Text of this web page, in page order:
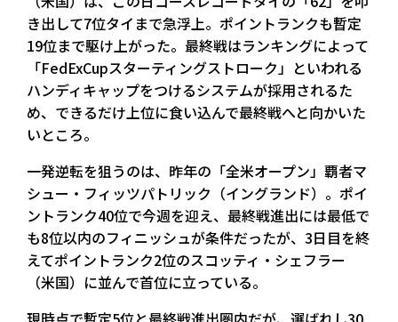
き出して7位タイまで急浮上。ポイントランクも暫定
19位まで駆け上がった。最終戦はランキングによって
「FedExCupスターティングストローク」といわれる
ハンディキャップをつけるシステムが採用されるた
め、できるだけ上位に食い込んで最終戦へと向かいた
いところ。
一発逆転を狙うのは、昨年の「全米オープン」覇者マ
シュー・フィッツパトリック（イングランド）。ポイ
ントランク40位で今週を迎え、最終戦進出には最低で
も8位以内のフィニッシュが条件だったが、3日目を終
えてポイントランク2位のスコッティ・シェフラー
（米国）に並んで首位に立っている。